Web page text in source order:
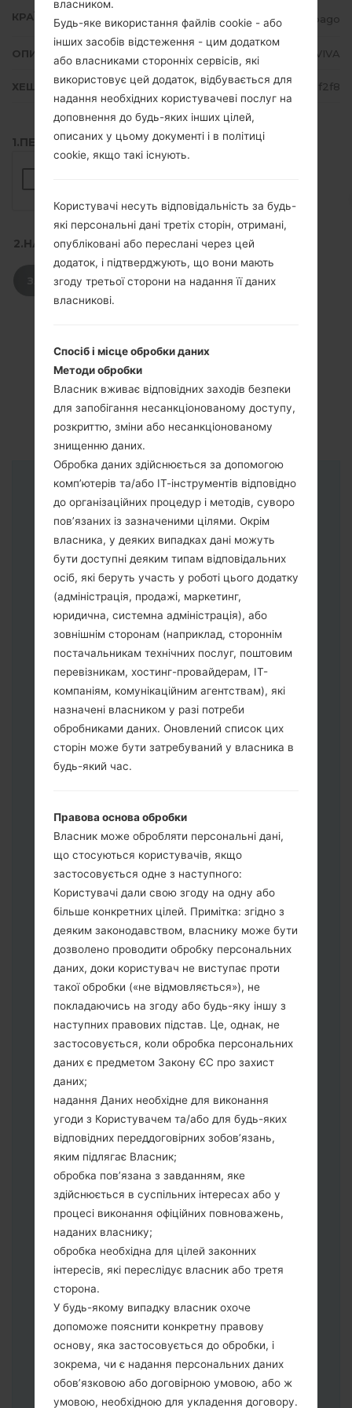
КРАЇНА Trinidad and Tobago
ОПИС TSTT, LIME, Orange, VIVA
ХЕШ f6372954cbcf56a717ec75cb9021f2f8
1.ПЕРЕВІРТИ НАЯВНІСТЬ RECAPTCHA
2.НАТИСНІТЬ, ЩОБ ЗАВАНТАЖИТИ
ЗАВАНТАЖИТИ
Інструкції
Завантажте на свій ПК:Odin 3.
Далі завантажте та розпакуйте файл
прошивки тут) або 5 (Вибрати 5 файл
прошивки тут) файлів для прошивки:
AP: "System & Recovery"
CP: "Modem & Radio"
CSC_***: "Country & Region & Operator"
HOME_CSC_***: "Country & Region &
Operator"
Додайте усі файли у програму Odin 3.
Якщо ви хочете прошити телефон та
скинути до заводських налаштувань
оберіть CSC_***, у іншому випадку
виберіть HOME_CSC_*** для
збереження Ваших даних.
Тепер вимкніть пристрій і увійдіть у
"Download" режим. Усі методи як це
зробити:
Натисніть та утримуйти клавіші:
живлення, збільшення гучності та Bixbi.
Натисніть та утримуйте клавіші:
зменшення та збільшення гучності.
Підключивши телефон до ПК
використовуючи USB кабель.
Натисніть та утримуйти клавіші:
живлення, збільшення гучності та
додому.
Підключіть USB кабель та натисніть
клавіші: зменшення звуку та Bixbi.
Натисніть та утримуйти клавіші:
живлення та збільшення гучності.
Далі підключить телефон до ПК,
програма Odin повина виявити Ваш
власником.
Будь-яке використання файлів cookie - або
інших засобів відстеження - цим додатком
або власниками сторонніх сервісів, які
використовує цей додаток, відбувається для
надання необхідних користувачеві послуг на
доповнення до будь-яких інших цілей,
описаних у цьому документі і в політиці
cookie, якщо такі існують.
Користувачі несуть відповідальність за будь-
які персональні дані третіх сторін, отримані,
опубліковані або переслані через цей
додаток, і підтверджують, що вони мають
згоду третьої сторони на надання її даних
власникові.
Спосіб і місце обробки даних
Методи обробки
Власник вживає відповідних заходів безпеки
для запобігання несанкціонованому доступу,
розкриттю, зміни або несанкціонованому
знищенню даних.
Обробка даних здійснюється за допомогою
комп’ютерів та/або ІТ-інструментів відповідно
до організаційних процедур і методів, суворо
пов’язаних із зазначеними цілями. Окрім
власника, у деяких випадках дані можуть
бути доступні деяким типам відповідальних
осіб, які беруть участь у роботі цього додатку
(адміністрація, продажі, маркетинг,
юридична, системна адміністрація), або
зовнішнім сторонам (наприклад, стороннім
постачальникам технічних послуг, поштовим
перевізникам, хостинг-провайдерам, ІТ-
компаніям, комунікаційним агентствам), які
назначені власником у разі потреби
обробниками даних. Оновлений список цих
сторін може бути затребуваний у власника в
будь-який час.
Правова основа обробки
Власник може обробляти персональні дані,
що стосуються користувачів, якщо
застосовується одне з наступного:
Користувачі дали свою згоду на одну або
більше конкретних цілей. Примітка: згідно з
деяким законодавством, власнику може бути
дозволено проводити обробку персональних
даних, доки користувач не виступає проти
такої обробки («не відмовляється»), не
покладаючись на згоду або будь-яку іншу з
наступних правових підстав. Це, однак, не
застосовується, коли обробка персональних
даних є предметом Закону ЄС про захист
даних;
надання Даних необхідне для виконання
угоди з Користувачем та/або для будь-яких
відповідних переддоговірних зобов’язань,
яким підлягає Власник;
обробка пов’язана з завданням, яке
здійснюється в суспільних інтересах або у
процесі виконання офіційних повноважень,
наданих власнику;
обробка необхідна для цілей законних
інтересів, які переслідує власник або третя
сторона.
У будь-якому випадку власник охоче
допоможе пояснити конкретну правову
основу, яка застосовується до обробки, і
зокрема, чи є надання персональних даних
обов’язковою або договірною умовою, або ж
умовою, необхідною для укладення договору.